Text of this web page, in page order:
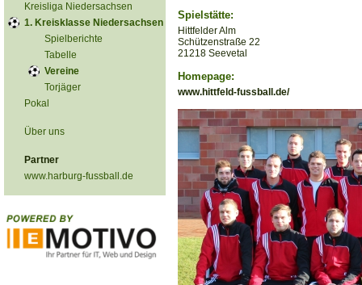
Kreisliga Niedersachsen
1. Kreisklasse Niedersachsen
Spielberichte
Tabelle
Vereine
Torjäger
Pokal
Über uns
Partner
www.harburg-fussball.de
Spielstätte:
Hittfelder Alm
Schützenstraße 22
21218 Seevetal
Homepage:
www.hittfeld-fussball.de/